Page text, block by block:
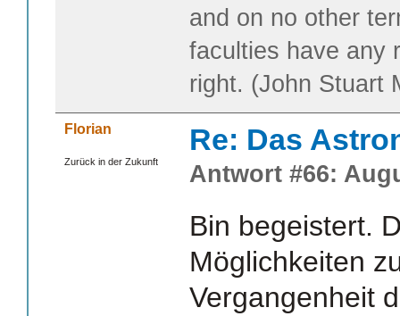
and on no other
faculties have any
right. (John Stuart
Florian
Zurück in der Zukunft
Re: Das
Antwort #66:
Bin begeistert.
Möglichkeiten
Vergangenheit